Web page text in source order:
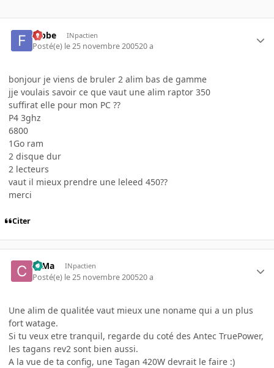
fabbe INpactien
Posté(e) le 25 novembre 200520 a
bonjour je viens de bruler 2 alim bas de gamme
jje voulais savoir ce que vaut une alim raptor 350
suffirat elle pour mon PC ??
P4 3ghz
6800
1Go ram
2 disque dur
2 lecteurs
vaut il mieux prendre une leleed 450??
merci
Citer
c0Ma INpactien
Posté(e) le 25 novembre 200520 a
Une alim de qualitée vaut mieux une noname qui a un plus
fort watage.
Si tu veux etre tranquil, regarde du coté des Antec TruePower,
les tagans rev2 sont bien aussi.
A la vue de ta config, une Tagan 420W devrait le faire :)